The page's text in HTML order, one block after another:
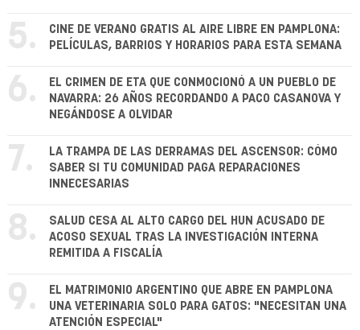
5.
CINE DE VERANO GRATIS AL AIRE LIBRE EN PAMPLONA:
PELÍCULAS, BARRIOS Y HORARIOS PARA ESTA SEMANA
6.
EL CRIMEN DE ETA QUE CONMOCIONÓ A UN PUEBLO DE
NAVARRA: 26 AÑOS RECORDANDO A PACO CASANOVA Y
NEGÁNDOSE A OLVIDAR
7.
LA TRAMPA DE LAS DERRAMAS DEL ASCENSOR: CÓMO
SABER SI TU COMUNIDAD PAGA REPARACIONES
INNECESARIAS
8.
SALUD CESA AL ALTO CARGO DEL HUN ACUSADO DE
ACOSO SEXUAL TRAS LA INVESTIGACIÓN INTERNA
REMITIDA A FISCALÍA
9.
EL MATRIMONIO ARGENTINO QUE ABRE EN PAMPLONA
UNA VETERINARIA SOLO PARA GATOS: "NECESITAN UNA
ATENCIÓN ESPECIAL"